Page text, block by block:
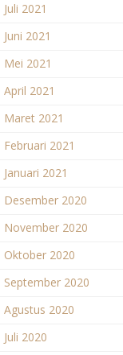
Juli 2021
Juni 2021
Mei 2021
April 2021
Maret 2021
Februari 2021
Januari 2021
Desember 2020
November 2020
Oktober 2020
September 2020
Agustus 2020
Juli 2020